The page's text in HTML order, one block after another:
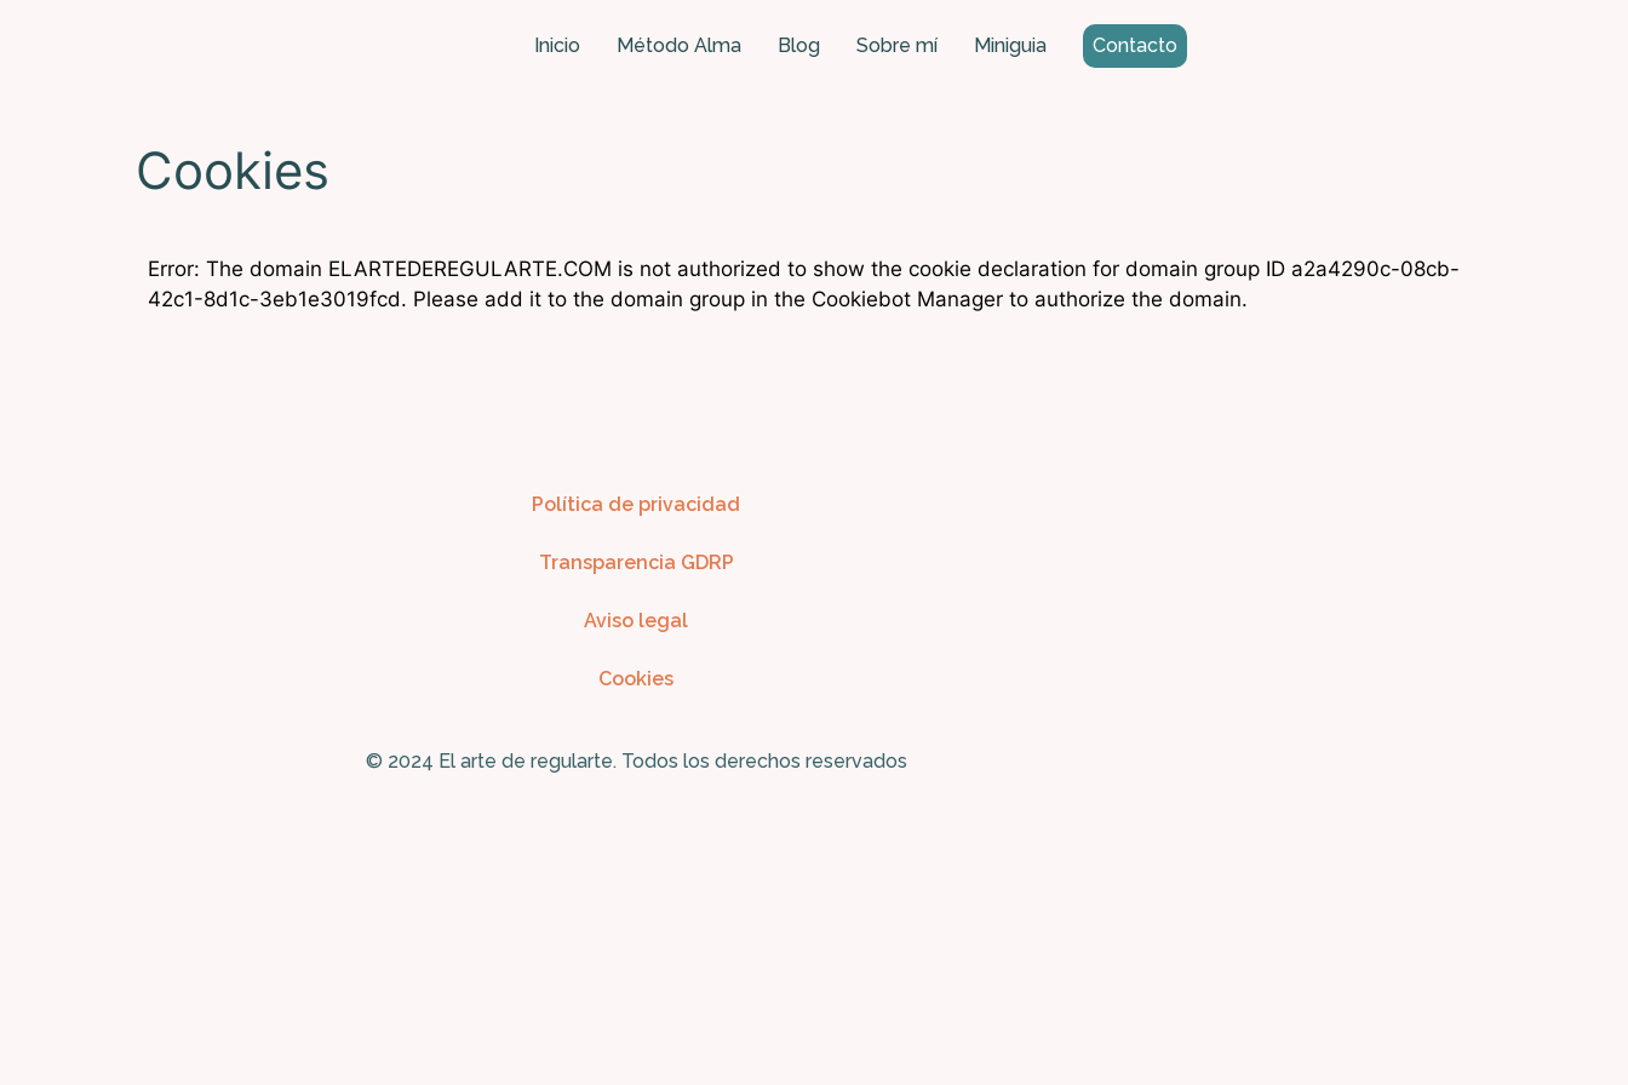
Inicio Método Alma Blog Sobre mí Miniguia Contacto
Cookies
Error: The domain ELARTEDEREGULARTE.COM is not authorized to show the cookie declaration for domain group ID a2a4290c-08cb-
42c1-8d1c-3eb1e3019fcd. Please add it to the domain group in the Cookiebot Manager to authorize the domain.
Política de privacidad
Transparencia GDRP
Aviso legal
Cookies
© 2024 El arte de regularte. Todos los derechos reservados